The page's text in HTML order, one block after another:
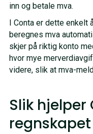
inn og betale mva.
I Conta er dette enkelt
beregnes mva
skjer på riktig konto
hvor mye
videre, slik at mva-
Slik
regnskapet